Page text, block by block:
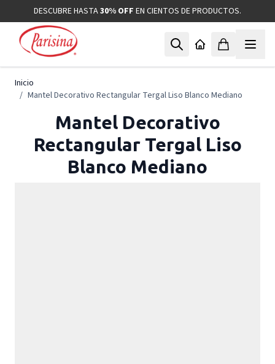
Ir al contenidoDESCUBRE HASTA30% OFF EN CIENTOS DE PRODUCTOS.
Inicio
/ Mantel Decorativo Rectangular Tergal Liso Blanco Mediano
Mantel Decorativo
Rectangular Tergal Liso
Blanco Mediano